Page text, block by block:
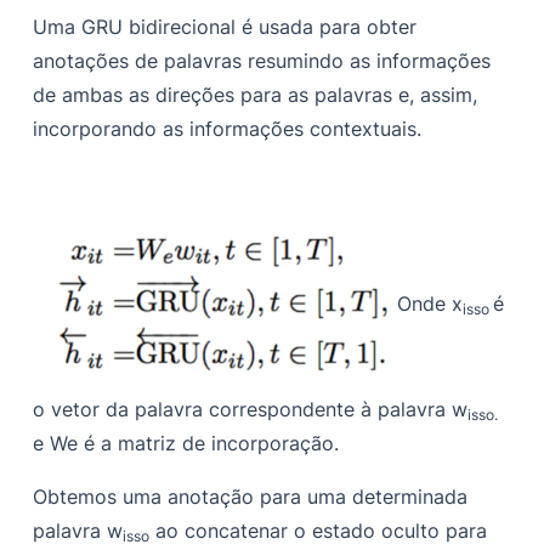
Uma GRU bidirecional é usada para obter
anotações de palavras resumindo as informações
de ambas as direções para as palavras e, assim,
incorporando as informações contextuais.
Onde xissoé
o vetor da palavra correspondente à palavrawisso.
e We é a matriz de incorporação.
Obtemos uma anotação para uma determinada
palavrawisso ao concatenar o estado oculto para